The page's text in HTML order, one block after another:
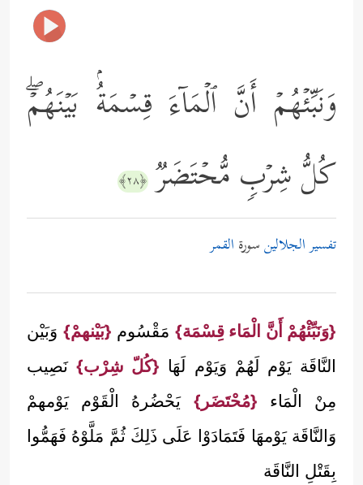
وَنَبِّئۡهُمۡ أَنَّ ٱلۡمَاۤءَ قِسۡمَةُۢ بَیۡنَهُمۡۖ
كُلُّ شِرۡبࣲ مُّحۡتَضَرࣱ ﴿٢٨﴾
تفسير الجلالينسورة القمر
{وَنَبِّئْهُمْ أَنَّ الْمَاء قِسْمَة} مَقْسُوم {بَيْنهمْ} وَبَيْن
النَّاقَة يَوْم لَهُمْ وَيَوْم لَهَا {كُلّ شِرْب}نَصِيب
مِنْ الْمَاء {مُحْتَضَر} يَحْضُرهُ الْقَوْم يَوْمهمْ
وَالنَّاقَة يَوْمهَا فَتَمَادَوْا عَلَى ذَلِكَ ثُمَّ مَلَّوْهُ فَهَمُّوا
بِقَتْلِ النَّاقَة